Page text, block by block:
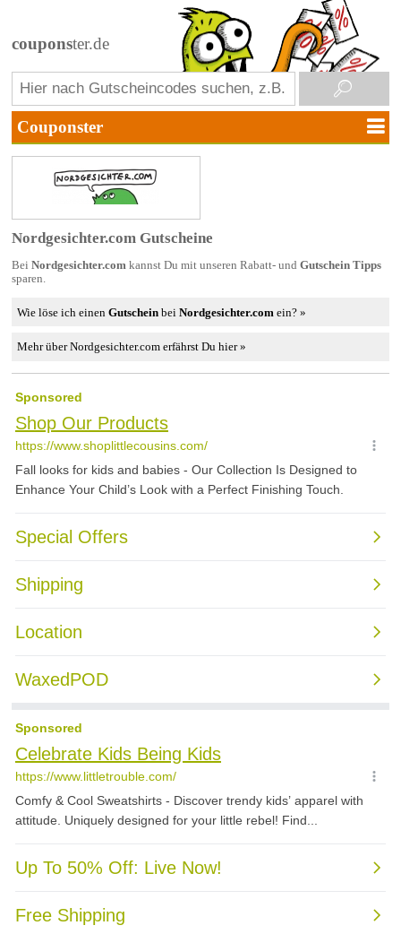
couponster.de
Nordgesichter.com Gutscheine
Bei Nordgesichter.comkannst Du mit unseren Rabatt- und Gutschein Tipps
sparen.
Wie löse ich einenGutschein beiNordgesichter.com ein? »
Mehr über Nordgesichter.com erfährst Du hier »